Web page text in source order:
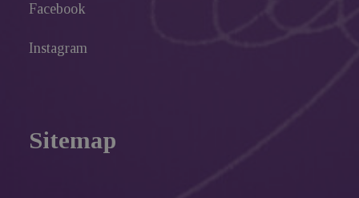
Facebook
Instagram
Sitemap